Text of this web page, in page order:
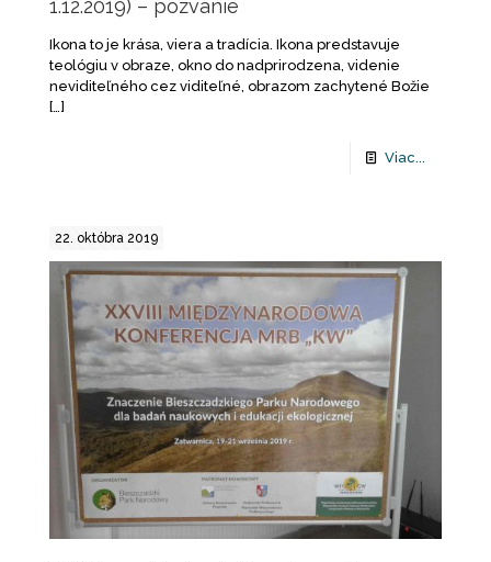
1.12.2019) – pozvanie
Ikona to je krása, viera a tradícia. Ikona predstavuje
teológiu v obraze, okno do nadprirodzena, videnie
neviditeľného cez viditeľné, obrazom zachytené Božie
[…]
Viac...
22. októbra 2019